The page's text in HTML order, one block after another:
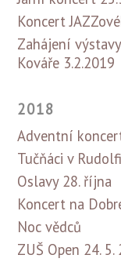
Koncert
Zahájení
Kováře 3.2.2019
2018
Adventní
Tučňáci v
Oslavy 28. října
Koncert na
Noc vědců
ZUŠ Open 24. 5.